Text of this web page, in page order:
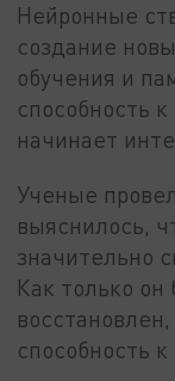
Нейронные
создание
обучения и
способность
начинает
Ученые
выяснилось,
значительно
Как только он
способность